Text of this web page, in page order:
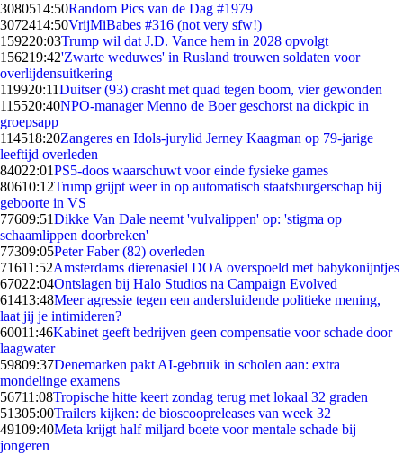
3080514:50Random Pics van de Dag #1979
3072414:50VrijMiBabes #316 (not very sfw!)
159220:03Trump wil dat J.D. Vance hem in 2028 opvolgt
156219:42'Zwarte weduwes' in Rusland trouwen soldaten voor
overlijdensuitkering
119920:11Duitser (93) crasht met quad tegen boom, vier gewonden
115520:40NPO-manager Menno de Boer geschorst na dickpic in
groepsapp
114518:20Zangeres en Idols-jurylid Jerney Kaagman op 79-jarige
leeftijd overleden
84022:01PS5-doos waarschuwt voor einde fysieke games
80610:12Trump grijpt weer in op automatisch staatsburgerschap bij
geboorte in VS
77609:51Dikke Van Dale neemt 'vulvalippen' op: 'stigma op
schaamlippen doorbreken'
77309:05Peter Faber (82) overleden
71611:52Amsterdams dierenasiel DOA overspoeld met babykonijntjes
67022:04Ontslagen bij Halo Studios na Campaign Evolved
61413:48Meer agressie tegen een andersluidende politieke mening,
laat jij je intimideren?
60011:46Kabinet geeft bedrijven geen compensatie voor schade door
laagwater
59809:37Denemarken pakt AI-gebruik in scholen aan: extra
mondelinge examens
56711:08Tropische hitte keert zondag terug met lokaal 32 graden
51305:00Trailers kijken: de bioscoopreleases van week 32
49109:40Meta krijgt half miljard boete voor mentale schade bij
jongeren